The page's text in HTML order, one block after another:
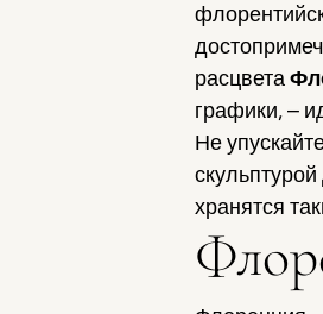
расцвета
графики, –
Не
скульптурой
хранятся